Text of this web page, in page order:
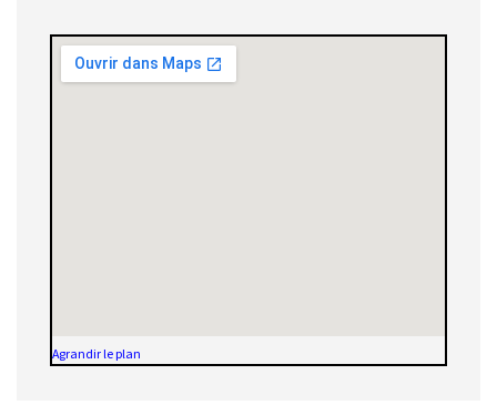
Agrandir le plan